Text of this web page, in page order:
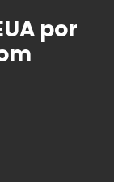
por